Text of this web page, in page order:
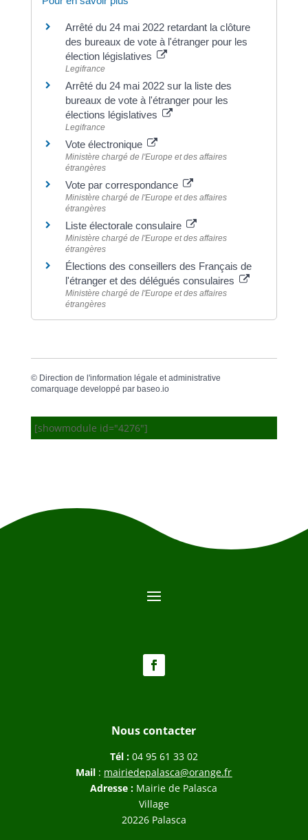
Arrêté du 24 mai 2022 retardant la clôture
des bureaux de vote à l'étranger pour les
élection législatives
Legifrance
Arrêté du 24 mai 2022 sur la liste des
bureaux de vote à l'étranger pour les
élections législatives
Legifrance
Vote électronique
Ministère chargé de l'Europe et des affaires
étrangères
Vote par correspondance
Ministère chargé de l'Europe et des affaires
étrangères
Liste électorale consulaire
Ministère chargé de l'Europe et des affaires
étrangères
Élections des conseillers des Français de
l'étranger et des délégués consulaires
Ministère chargé de l'Europe et des affaires
étrangères
© Direction de l'information légale et administrative
comarquage developpé par baseo.io
[showmodule id="4276"]
Nous contacter
Tél : 04 95 61 33 02
Mail : mairiedepalasca@orange.fr
Adresse : Mairie de Palasca
Village
20226 Palasca